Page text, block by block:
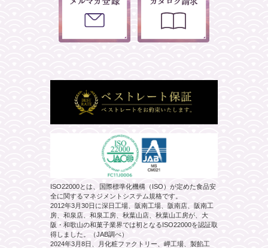
ISO22000とは、国際標準化機構（ISO）が定めた食品安
全に関するマネジメントシステム規格です。
2012年3月30日に深日工場、阪南工場、阪南店、阪南工
房、和泉店、和泉工房、秋葉山店、秋葉山工房が、大
阪・和歌山の和菓子業界では初となるISO22000を認証取
得しました。（JAB調べ）
2024年3月8日、月化粧ファクトリー、岬工場、製餡工